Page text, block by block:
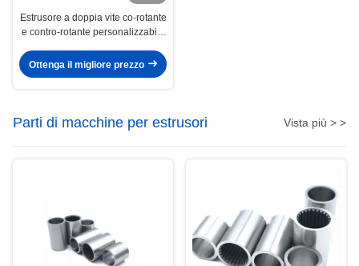
Estrusore a doppia vite co-rotante
e contro-rotante personalizzabile
alimentari e mediche
Ottenga il migliore prezzo
Parti di macchine per estrusori Vista più > >